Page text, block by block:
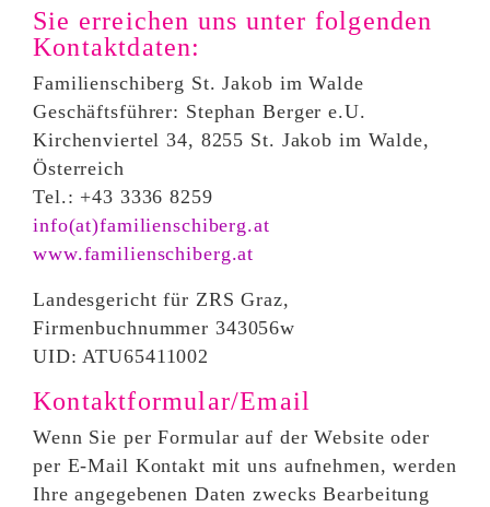
Sie erreichen uns unter folgenden
Kontaktdaten:
Familienschiberg St. Jakob im Walde
Geschäftsführer: Stephan Berger e.U.
Kirchenviertel 34, 8255 St. Jakob im Walde,
Österreich
Tel.: +43 3336 8259
info(at)familienschiberg.at
www.familienschiberg.at
Landesgericht für ZRS Graz,
Firmenbuchnummer 343056w
UID: ATU65411002
Kontaktformular/Email
Wenn Sie per Formular auf der Website oder
per E-Mail Kontakt mit uns aufnehmen, werden
Ihre angegebenen Daten zwecks Bearbeitung